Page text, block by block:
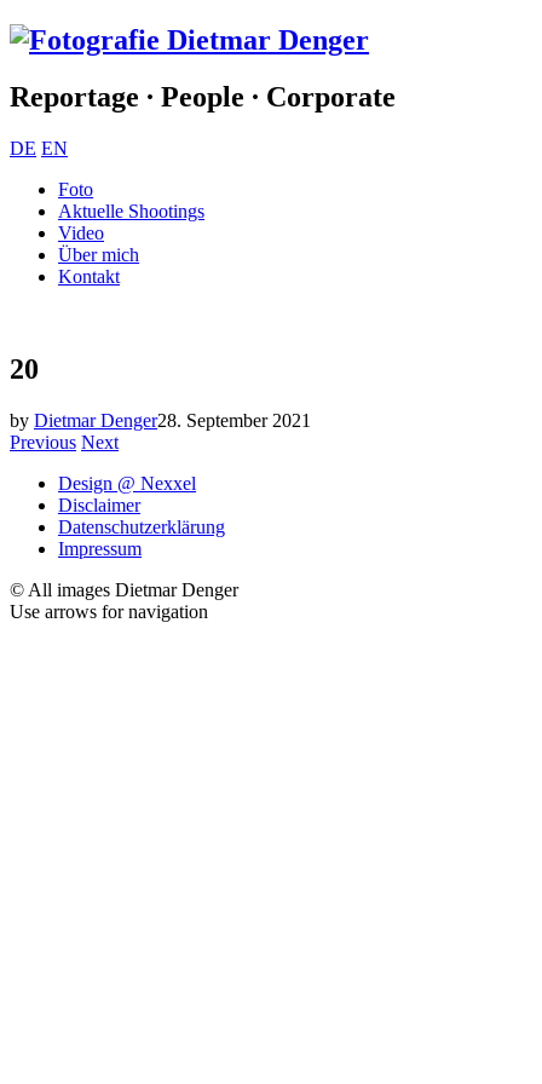
Reportage ∙ People ∙ Corporate
DE EN
Foto
Aktuelle Shootings
Video
Über mich
Kontakt
20
by Dietmar Denger28. September 2021
Previous Next
Design @ Nexxel
Disclaimer
Datenschutzerklärung
Impressum
© All images Dietmar Denger
Use arrows for navigation